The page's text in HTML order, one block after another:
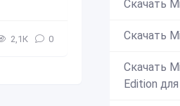
2,1К 0
Скачать
Скачать
Скачать
Edition